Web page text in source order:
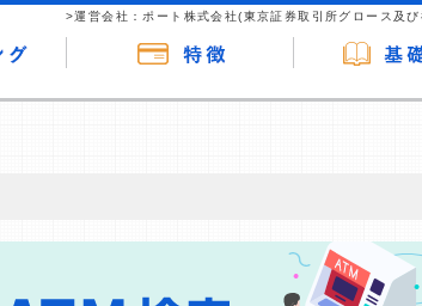
>運営会社：ポート株式会社(東京証券取引所グロース及
根拠なくPRするものではなく、当編集部の調査／ユー